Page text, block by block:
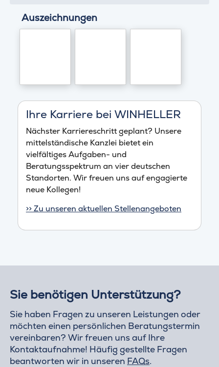
Auszeichnungen
Ihre Karriere bei WINHELLER
Nächster Karriereschritt geplant? Unsere
mittelständische Kanzlei bietet ein
vielfältiges Aufgaben- und
Beratungsspektrum an vier deutschen
Standorten. Wir freuen uns auf engagierte
neue Kollegen!
>> Zu unseren aktuellen Stellenangeboten
Sie benötigen Unterstützung?
Sie haben Fragen zu unseren Leistungen oder
möchten einen persönlichen Beratungstermin
vereinbaren? Wir freuen uns auf Ihre
Kontaktaufnahme! Häufig gestellte Fragen
beantworten wir in unseren FAQs.